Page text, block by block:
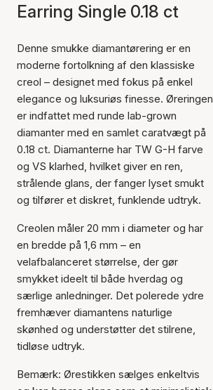
Varen er tilføjet til kurven
Earring Single 0.18 ct
Denne smukke diamantørering er en
moderne fortolkning af den klassiske
creol – designet med fokus på enkel
elegance og luksuriøs finesse. Øreringen
er indfattet med runde lab-grown
diamanter med en samlet caratvægt på
0.18 ct. Diamanterne har TW G-H farve
og VS klarhed, hvilket giver en ren,
strålende glans, der fanger lyset smukt
og tilfører et diskret, funklende udtryk.
Creolen måler 20 mm i diameter og har
en bredde på 1,6 mm – en
velafbalanceret størrelse, der gør
smykket ideelt til både hverdag og
særlige anledninger. Det polerede ydre
fremhæver diamantens naturlige
skønhed og understøtter det stilrene,
tidløse udtryk.
Bemærk: Ørestikken sælges enkeltvis